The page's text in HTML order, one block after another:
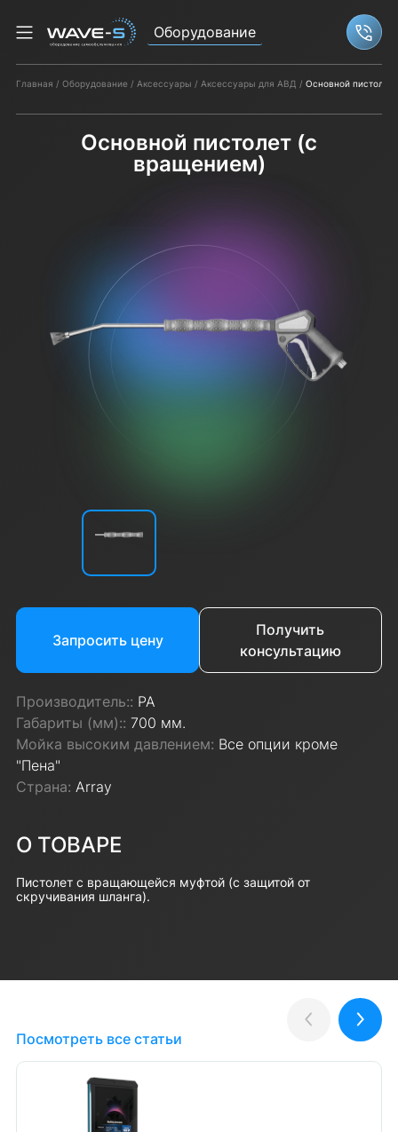
Оборудование
Главная Оборудование Аксессуары Аксессуары для АВД Основной
Основной пистолет (с
вращением)
Запросить цену
Получить
консультацию
Производитель:: PA
Габариты (мм):: 700 мм.
Мойка высоким давлением: Все опции кроме
"Пена"
Страна: Array
О ТОВАРЕ
Пистолет с вращающейся муфтой (с защитой от
скручивания шланга).
Посмотреть все статьи
Назад